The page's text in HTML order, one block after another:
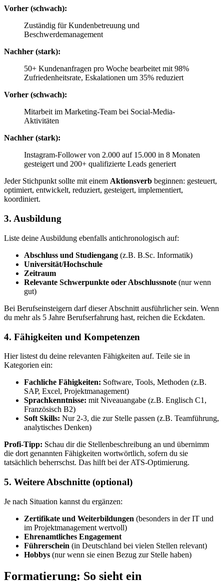
Vorher (schwach):
Zuständig für Kundenbetreuung und
Beschwerdemanagement
Nachher (stark):
50+ Kundenanfragen pro Woche bearbeitet mit 98%
Zufriedenheitsrate, Eskalationen um 35% reduziert
Vorher (schwach):
Mitarbeit im Marketing-Team bei Social-Media-
Aktivitäten
Nachher (stark):
Instagram-Follower von 2.000 auf 15.000 in 8 Monaten
gesteigert und 200+ qualifizierte Leads generiert
Jeder Stichpunkt sollte mit einem Aktionsverb beginnen: gesteuert,
optimiert, entwickelt, reduziert, gesteigert, implementiert,
koordiniert.
3. Ausbildung
Liste deine Ausbildung ebenfalls antichronologisch auf:
Abschluss und Studiengang (z.B. B.Sc. Informatik)
Universität/Hochschule
Zeitraum
Relevante Schwerpunkte oder Abschlussnote (nur wenn
gut)
Bei Berufseinsteigern darf dieser Abschnitt ausführlicher sein. Wenn
du mehr als 5 Jahre Berufserfahrung hast, reichen die Eckdaten.
4. Fähigkeiten und Kompetenzen
Hier listest du deine relevanten Fähigkeiten auf. Teile sie in
Kategorien ein:
Fachliche Fähigkeiten: Software, Tools, Methoden (z.B.
SAP, Excel, Projektmanagement)
Sprachkenntnisse: mit Niveauangabe (z.B. Englisch C1,
Französisch B2)
Soft Skills: Nur 2-3, die zur Stelle passen (z.B. Teamführung,
analytisches Denken)
Profi-Tipp: Schau dir die Stellenbeschreibung an und übernimm
die dort genannten Fähigkeiten wortwörtlich, sofern du sie
tatsächlich beherrschst. Das hilft bei der ATS-Optimierung.
5. Weitere Abschnitte (optional)
Je nach Situation kannst du ergänzen:
Zertifikate und Weiterbildungen (besonders in der IT und
im Projektmanagement wertvoll)
Ehrenamtliches Engagement
Führerschein (in Deutschland bei vielen Stellen relevant)
Hobbys (nur wenn sie einen Bezug zur Stelle haben)
Formatierung: So sieht ein